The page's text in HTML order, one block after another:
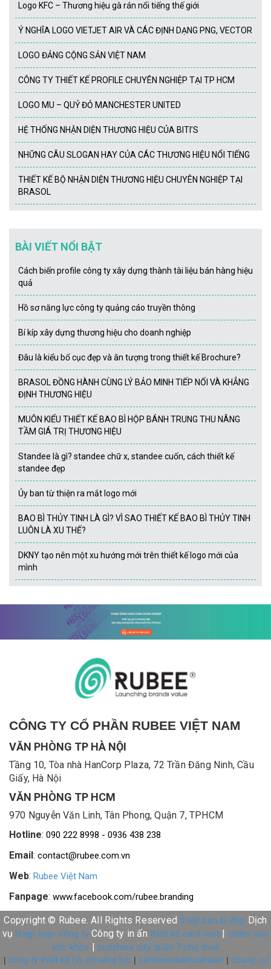
Logo KFC – Thương hiệu gà rán nổi tiếng thế giới
Ý NGHĨA LOGO VIETJET AIR VÀ CÁC ĐỊNH DẠNG PNG, VECTOR
LOGO ĐẢNG CỘNG SẢN VIỆT NAM
CÔNG TY THIẾT KẾ PROFILE CHUYÊN NGHIỆP TẠI TP HCM
LOGO MU – QUỶ ĐỎ MANCHESTER UNITED
HỆ THỐNG NHẬN DIỆN THƯƠNG HIỆU CỦA BITI’S
NHỮNG CÂU SLOGAN HAY CỦA CÁC THƯƠNG HIỆU NỔI TIẾNG
THIẾT KẾ BỘ NHẬN DIỆN THƯƠNG HIỆU CHUYÊN NGHIỆP TẠI
BRASOL
BÀI VIẾT NỔI BẬT
Cách biến profile công ty xây dựng thành tài liệu bán hàng hiệu
quả
Hồ sơ năng lực công ty quảng cáo truyền thông
Bí kíp xây dựng thương hiệu cho doanh nghiệp
Đâu là kiểu bố cục đẹp và ân tượng trong thiết kế Brochure?
BRASOL ĐỒNG HÀNH CÙNG LÝ BẢO MINH TIẾP NỐI VÀ KHẲNG
ĐỊNH THƯƠNG HIỆU
MUÔN KIỂU THIẾT KẾ BAO BÌ HỘP BÁNH TRUNG THU NÂNG
TẦM GIÁ TRỊ THƯƠNG HIỆU
Standee là gì? standee chữ x, standee cuốn, cách thiết kế
standee đẹp
Ủy ban từ thiện ra mắt logo mới
BAO BÌ THỦY TINH LÀ GÌ? VÌ SAO THIẾT KẾ BAO BÌ THỦY TINH
LUÔN LÀ XU THẾ?
DKNY tạo nên một xu hướng mới trên thiết kế logo mới của
mình
CÔNG TY CỔ PHẦN RUBEE VIỆT NAM
VĂN PHÒNG TP HÀ NỘI
Tầng 10, Tòa nhà HanCorp Plaza, 72 Trần Đăng Ninh, Cầu
Giấy, Hà Nội
VĂN PHÒNG TP HCM
970 Nguyễn Văn Linh, Tân Phong, Quận 7, TPHCM
Hotline: 090 222 8998 - 0936 438 238
Email: contact@rubee.com.vn
Web: Rubee Việt Nam
Fanpage: www.facebook.com/rubee.branding
Copyright © Rubee. All Rights Reservedthiệp bao bì đẹp Dịch
vụthiệp logo công ty Công ty in ấnthiết kế card visit| chăm sóc
sức khỏe | sunshine city quận 7 cho thuê
| công ty thiết kế hồ sơ năng lực | benhviendakhoahaian | chung cư